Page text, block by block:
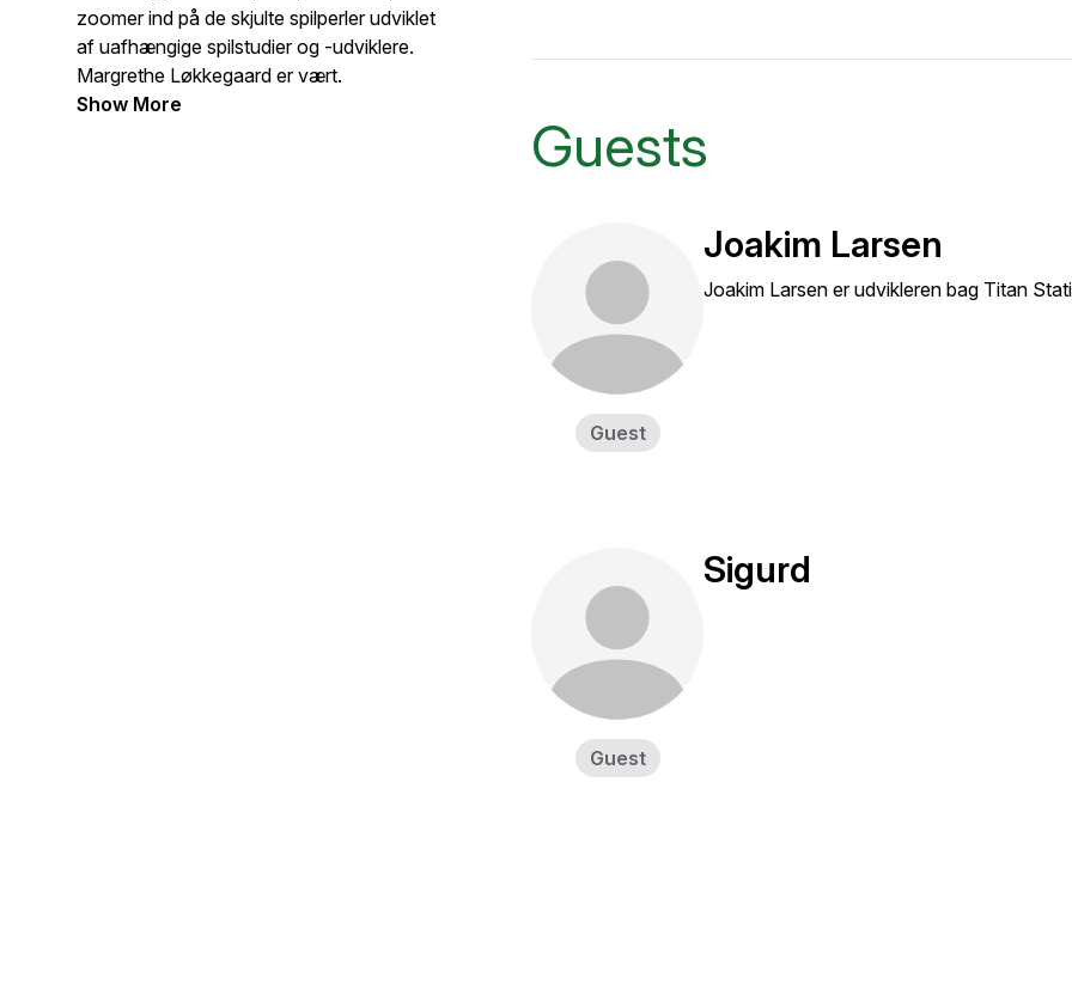
zoomer ind på de skjulte spilperler udviklet
af uafhængige spilstudier og -udviklere.
Margrethe Løkkegaard er vært.
Show More
Guests
Guest
Joakim Larsen
Joakim Larsen er udvikleren bag Titan
Guest
Sigurd